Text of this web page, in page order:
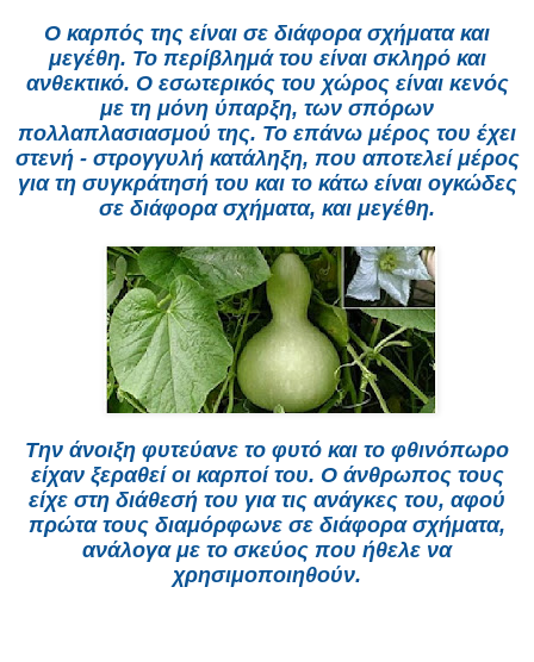
Ο καρπός της είναι σε διάφορα σχήματα και
μεγέθη. Το περίβλημά του είναι σκληρό και
ανθεκτικό. Ο εσωτερικός του χώρος είναι κενός
με τη μόνη ύπαρξη, των σπόρων
πολλαπλασιασμού της. Το επάνω μέρος του έχει
στενή - στρογγυλή κατάληξη, που αποτελεί μέρος
για τη συγκράτησή του και το κάτω είναι ογκώδες
σε διάφορα σχήματα, και μεγέθη.
Την άνοιξη φυτεύανε το φυτό και το φθινόπωρο
είχαν ξεραθεί οι καρποί του. Ο άνθρωπος τους
είχε στη διάθεσή του για τις ανάγκες του, αφού
πρώτα τους διαμόρφωνε σε διάφορα σχήματα,
ανάλογα με το σκεύος που ήθελε να
χρησιμοποιηθούν.